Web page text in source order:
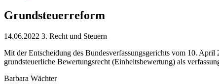
Grundsteuerreform
14.06.2022 3. Recht und Steuern
Mit der Entscheidung des Bundesverfassungsgerichts vom 10. April
grundsteuerliche Bewertungsrecht (Einheitsbewertung) als
Barbara Wächter